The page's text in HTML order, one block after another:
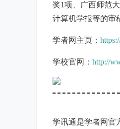
奖1项、广西师范
计算机学报等的审
学者网主页：
学校官网： http://
学讯通是学者网官